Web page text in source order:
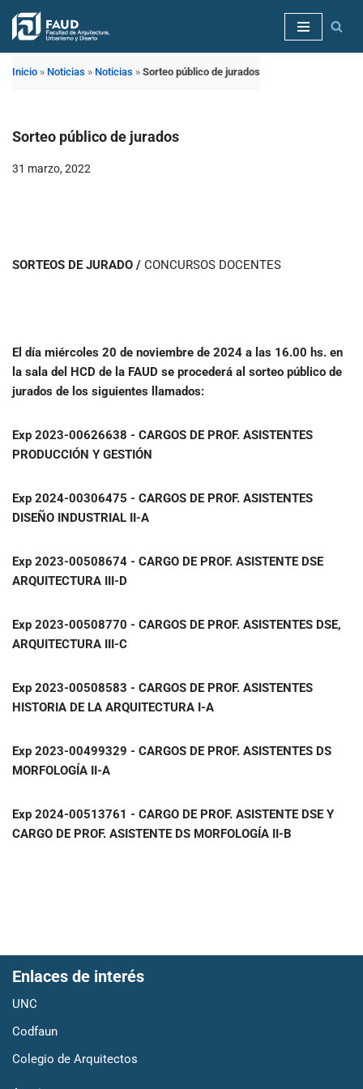
Saltar
Inicio » Noticias » Noticias » Sorteo público de jurados
Sorteo público de jurados
31 marzo, 2022
SORTEOS DE JURADO / CONCURSOS DOCENTES
El día miércoles 20 de noviembre de 2024 a las 16.00 hs. en
la sala del HCD de la FAUD se procederá al sorteo público de
jurados de los siguientes llamados:
Exp 2023-00626638 - CARGOS DE PROF. ASISTENTES
PRODUCCIÓN Y GESTIÓN
Exp 2024-00306475 - CARGOS DE PROF. ASISTENTES
DISEÑO INDUSTRIAL II-A
Exp 2023-00508674 - CARGO DE PROF. ASISTENTE DSE
ARQUITECTURA III-D
Exp 2023-00508770 - CARGOS DE PROF. ASISTENTES DSE,
ARQUITECTURA III-C
Exp 2023-00508583 - CARGOS DE PROF. ASISTENTES
HISTORIA DE LA ARQUITECTURA I-A
Exp 2023-00499329 - CARGOS DE PROF. ASISTENTES DS
MORFOLOGÍA II-A
Exp 2024-00513761 - CARGO DE PROF. ASISTENTE DSE Y
CARGO DE PROF. ASISTENTE DS MORFOLOGÍA II-B
Enlaces de interés
UNC
Codfaun
Colegio de Arquitectos